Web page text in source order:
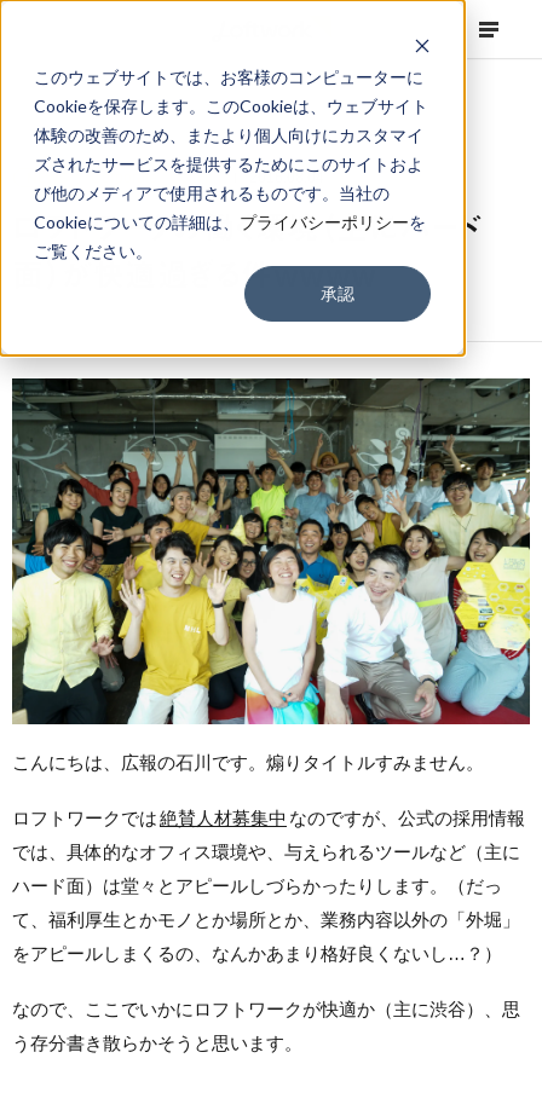
このウェブサイトでは、お客様のコンピューターに
Cookieを保存します。このCookieは、ウェブサイト
体験の改善のため、またより個人向けにカスタマイ
ズされたサービスを提供するためにこのサイトおよ
び他のメディアで使用されるものです。当社の
Cookieについての詳細は、 プライバシーポリシーを
ご覧ください。
承認
NEWS Corporate Column 2016.08.04
ロフトワークの働く環境（主にハード
面）が快適過ぎる件wwww
こんにちは、広報の石川です。煽りタイトルすみません。
ロフトワークでは絶賛人材募集中 なのですが、公式の採用情報
では、具体的なオフィス環境や、与えられるツールなど（主に
ハード面）は堂々とアピールしづらかったりします。（だっ
て、福利厚生とかモノとか場所とか、業務内容以外の「外堀」
をアピールしまくるの、なんかあまり格好良くないし…？）
なので、ここでいかにロフトワークが快適か（主に渋谷）、思
う存分書き散らかそうと思います。